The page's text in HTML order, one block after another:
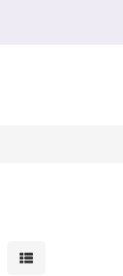
resultados em
Mostrar